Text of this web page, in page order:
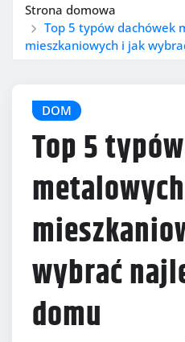
Strona domowa
Top 5 typów dachówek
mieszkaniowych i jak
DOM
Top 5
metalowych
wybrać
domu